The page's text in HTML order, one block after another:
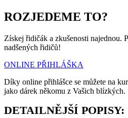
ROZJEDEME TO?
Získej řidičák a zkušenosti najednou.
nadšených řidičů!
ONLINE PŘIHLÁŠKA
Díky online přihlášce se můžete na
jako dárek někomu z Vašich blízkých.
DETAILNĚJŠÍ POPISY: